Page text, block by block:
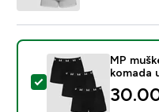
Odaberi ovaj
MP
komada